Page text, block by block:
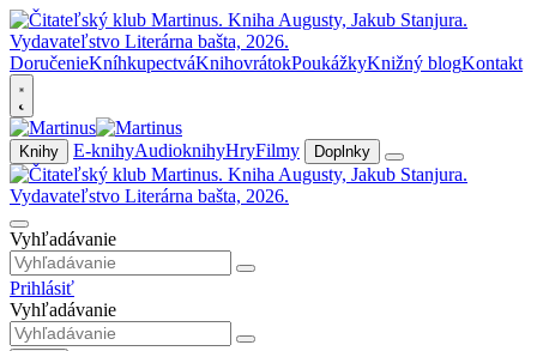
DoručenieKníhkupectváKnihovrátokPoukážkyKnižný blogKontakt
Knihy E-knihyAudioknihyHryFilmy Doplnky
Vyhľadávanie
Prihlásiť
Vyhľadávanie